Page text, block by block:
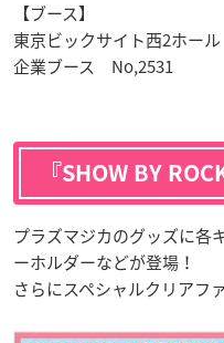
【ブース】
東京ビックサイト西2ホール
企業ブース No,2531
『SHOW BY
プラズマジカのグッズに各
ーホルダーなどが登場！
さらにスペシャルクリアフ